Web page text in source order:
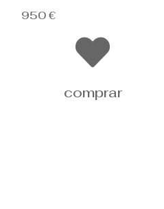
950 €
comprar